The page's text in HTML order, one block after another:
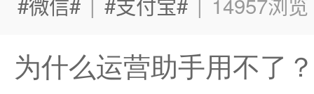
为什么运营助手用不了？